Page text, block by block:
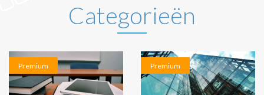
Categorieën
Premium Premium